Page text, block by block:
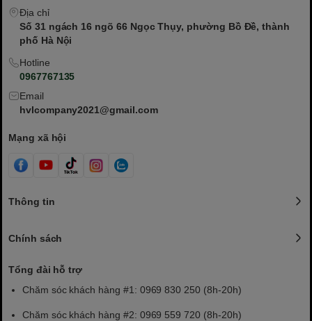
Địa chỉ
Số 31 ngách 16 ngõ 66 Ngọc Thụy, phường Bồ Đề, thành
phố Hà Nội
Hotline
0967767135
Email
hvlcompany2021@gmail.com
Mạng xã hội
Thông tin
Chính sách
Tổng đài hỗ trợ
Chăm sóc khách hàng #1: 0969 830 250 (8h-20h)
Chăm sóc khách hàng #2: 0969 559 720 (8h-20h)